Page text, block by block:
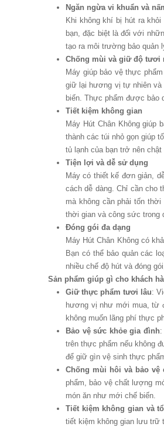
Ngăn ngừa vi khuẩn và
Khi không khí bị hút ra
bạn, đặc biệt là đối với
tạo ra môi trường bảo quản
Chống mùi và giữ độ tươi
Máy giúp bảo vệ thực
giữ lại hương vị tự nhiên
biến. Thực phẩm được bảo
Tiết kiệm không gian
Máy Hút Chân Không giúp
thành các túi nhỏ gọn giúp
tủ lạnh của bạn trở nên chật
Tiện lợi và dễ sử dụng
Máy có thiết kế đơn giản,
cách dễ dàng. Chỉ cần cho
mà không cần phải tốn
thời gian và công sức trong
Đóng gói đa dạng
Máy Hút Chân Không có
Bạn có thể bảo quản các
nhiều chế độ hút và đóng
Sản phẩm giúp gì cho khách
Giữ thực phẩm tươi lâu:
hương vị như mới mua, từ
không muốn lãng phí thực
Bảo vệ sức khỏe gia đình:
trên thực phẩm nếu không
để giữ gìn vệ sinh thực
Chống mùi hôi và bảo
phẩm, bảo vệ chất lượng
món ăn như mới chế biến.
Tiết kiệm không gian và
tiết kiệm không gian lưu trữ